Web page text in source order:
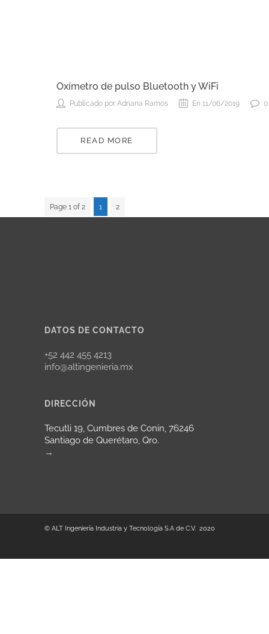
Oxímetro de pulso Bluetooth y WiFi
Publicado por Adriana Ramos En 11/06/2019 0
READ MORE
Page 1 of 2 1 2
DATOS DE CONTACTO
+52 442 455 4213
info@altingenieria.mx
DIRECCIÓN
Tecutli 19, Cumbres de Conin, 76246
Santiago de Querétaro, Qro.
→
© ALT Ingeniería Industria y Tecnología S.A de C.V. 2020